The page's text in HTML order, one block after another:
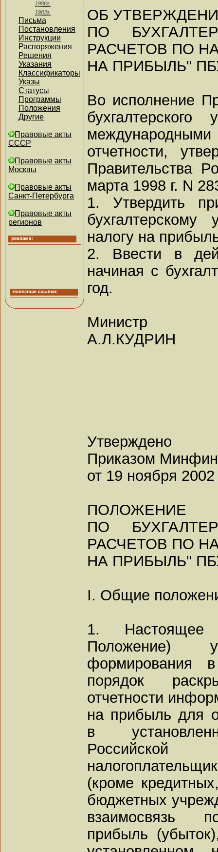
1986г.
1983г.
Письма
Постановления
Инструкции
Распоряжения
Решения
Указания
Классификаторы
Указы
Статусы
Программы
Положения
Другие
Правовые акты
СССР
Правовые акты
Москвы
Правовые акты
Санкт-Петербурга
Правовые акты
регионов
ОБ
ПО
РАСЧЕТОВ ПО
НА ПРИБЫЛЬ"
Во исполнение
отчетности,
Правительства
марта 1998 г. N
1. Утвердить
налогу на
2. Ввести в
начиная с
год.
Министр
А.Л.КУДРИН
Утверждено
Приказом
от 19 ноября 2002
ПОЛОЖЕНИЕ
ПО
РАСЧЕТОВ ПО
НА ПРИБЫЛЬ"
I. Общие
1.
Положение)
формирования
порядок
отчетности
на прибыль для
в
Российской
(кроме
бюджетных
взаимосвязь
прибыль